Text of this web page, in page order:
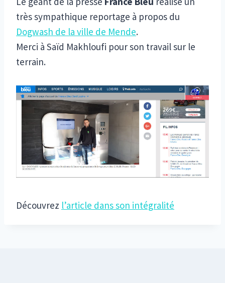
très sympathique reportage à propos du
Dogwash de la ville de Mende.
Merci à Saïd Makhloufi pour son travail sur le
terrain.
Découvrez l’article dans son intégralité